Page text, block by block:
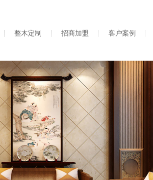
整木定制 招商加盟 客户案例